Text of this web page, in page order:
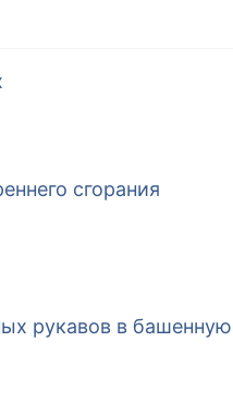
сгорания
рукавов в башенную